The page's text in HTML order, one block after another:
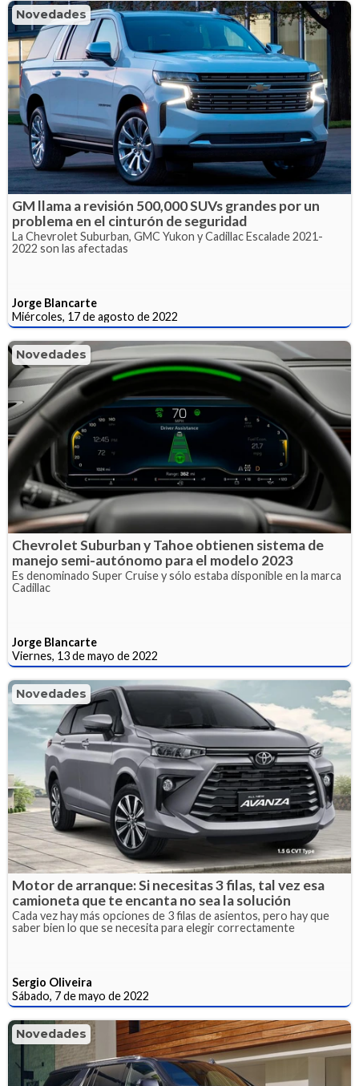
Novedades
GM llama a revisión 500,000 SUVs grandes por un
problema en el cinturón de seguridad
La Chevrolet Suburban, GMC Yukon y Cadillac Escalade 2021-
2022 son las afectadas
Jorge Blancarte
Miércoles, 17 de agosto de 2022
Novedades
Chevrolet Suburban y Tahoe obtienen sistema de
manejo semi-autónomo para el modelo 2023
Es denominado Super Cruise y sólo estaba disponible en la marca
Cadillac
Jorge Blancarte
Viernes, 13 de mayo de 2022
Novedades
Motor de arranque: Si necesitas 3 filas, tal vez esa
camioneta que te encanta no sea la solución
Cada vez hay más opciones de 3 filas de asientos, pero hay que
saber bien lo que se necesita para elegir correctamente
Sergio Oliveira
Sábado, 7 de mayo de 2022
Novedades